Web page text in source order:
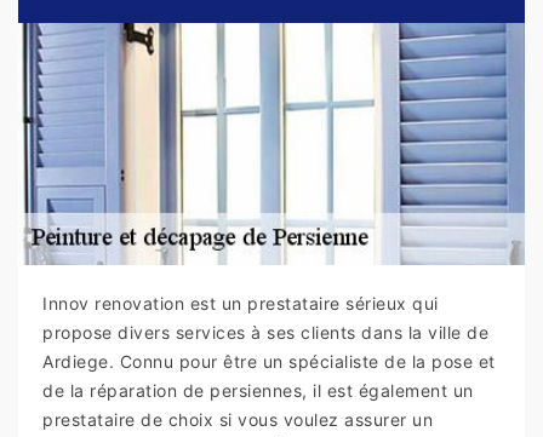
Innov renovation est un prestataire sérieux qui
propose divers services à ses clients dans la ville de
Ardiege. Connu pour être un spécialiste de la pose et
de la réparation de persiennes, il est également un
prestataire de choix si vous voulez assurer un